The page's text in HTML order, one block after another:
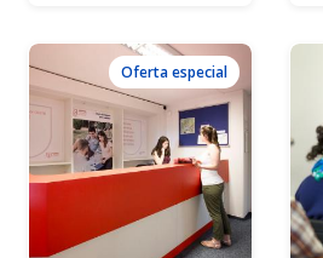
Oferta especial